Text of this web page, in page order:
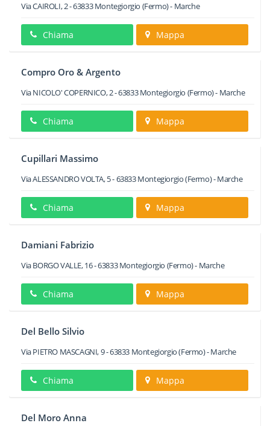
Via CAIROLI, 2-63833 Montegiorgio (Fermo) - Marche
Chiama Mappa
Compro Oro & Argento
Via NICOLO' COPERNICO, 2-63833 Montegiorgio (Fermo) - Marche
Chiama Mappa
Cupillari Massimo
Via ALESSANDRO VOLTA, 5-63833Montegiorgio(Fermo) -Marche
Chiama Mappa
Damiani Fabrizio
Via BORGO VALLE, 16-63833 Montegiorgio (Fermo) - Marche
Chiama Mappa
Del Bello Silvio
Via PIETRO MASCAGNI, 9-63833 Montegiorgio(Fermo) -Marche
Chiama Mappa
Del Moro Anna